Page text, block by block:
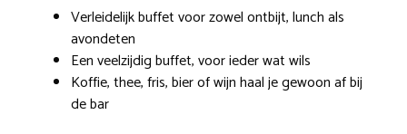
Verleidelijk buffet voor zowel ontbijt, lunch als
avondeten
Een veelzijdig buffet, voor ieder wat wils
Koffie, thee, fris, bier of wijn haal je gewoon af bij
de bar